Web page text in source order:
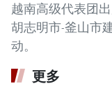
越南高级代表团
胡志明市-釜山市
动。
更多